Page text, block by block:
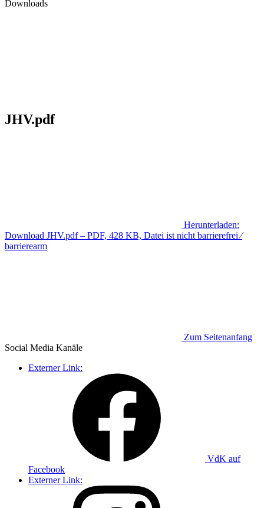
Downloads
JHV.pdf
Herunterladen:
Download JHV.pdf – PDF, 428 KB, Datei ist nicht barrierefrei ⁄
barrierearm
Zum Seitenanfang
Social Media Kanäle
Externer Link:
VdK auf
Facebook
Externer Link: